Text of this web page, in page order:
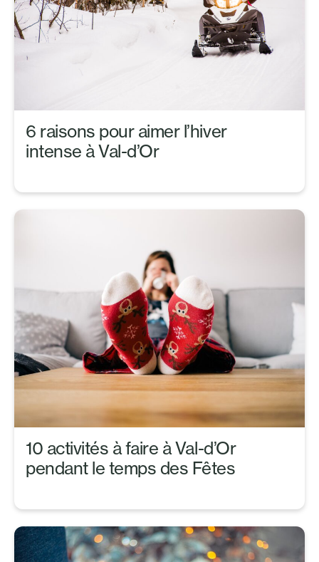
6 raisons pour aimer l’hiver
intense à Val-d’Or
10 activités à faire à Val-d’Or
pendant le temps des Fêtes